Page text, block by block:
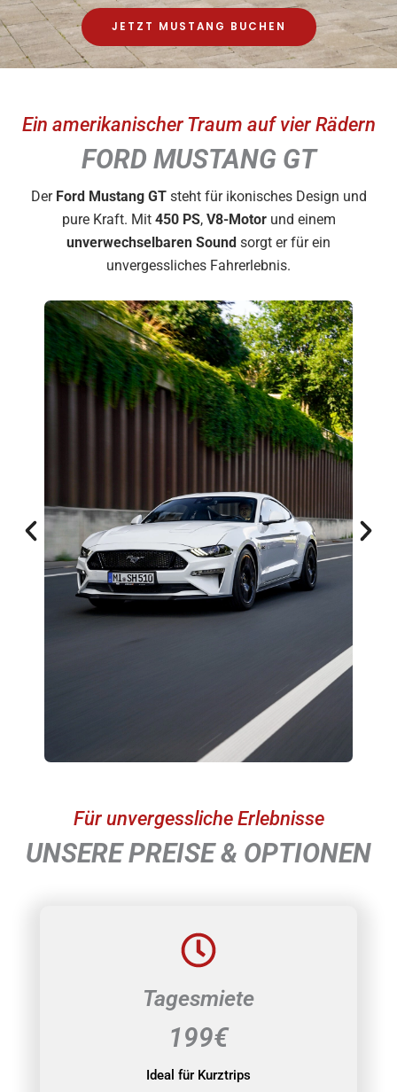
JETZT MUSTANG BUCHEN
Ein amerikanischer Traum auf vier Rädern
FORD MUSTANG GT
Der Ford Mustang GTsteht für ikonisches Design und
pure Kraft. Mit450 PS, V8-Motorund einem
unverwechselbaren Sound sorgt er für ein
unvergessliches Fahrerlebnis.
Für unvergessliche Erlebnisse
UNSERE PREISE & OPTIONEN
Tagesmiete
199€
Ideal für Kurztrips